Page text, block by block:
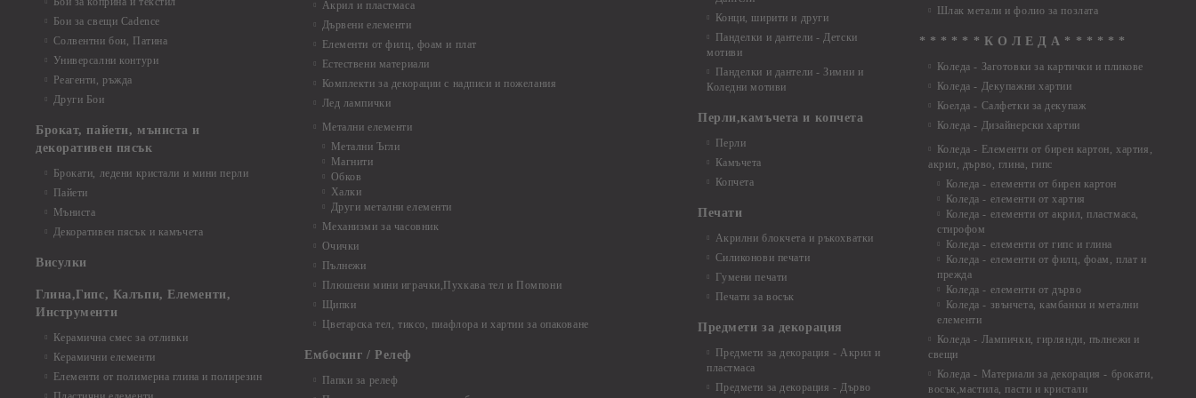
Бои за свещи Cadence
Солвентни бои, Патина
Универсални контури
Реагенти, ръжда
Други Бои
Брокат, пайети, мъниста и
декоративен пясък
Брокати, ледени кристали и мини перли
Пайети
Мъниста
Декоративен пясък и камъчета
Висулки
Глина,Гипс, Калъпи, Елементи,
Инструменти
Керамична смес за отливки
Керамични елементи
Елементи от полимерна глина и полирезин
Акрил и пластмаса
Дървени елементи
Елементи от филц, фоам и плат
Естествени материали
Комплекти за декорации с надписи и пожелания
Лед лампички
Метални елементи
Метални Ъгли
Магнити
Обков
Халки
Други метални елементи
Механизми за часовник
Очички
Пълнежи
Плюшени мини играчки,Пухкава тел и Помпони
Щипки
Цветарска тел, тиксо, пиафлора и хартии за опаковане
Ембосинг / Релеф
Папки за релеф
Конци, ширити и други
Панделки и дантели - Детски
мотиви
Панделки и дантели - Зимни и
Коледни мотиви
Перли,камъчета и копчета
Перли
Камъчета
Копчета
Печати
Акрилни блокчета и ръкохватки
Силиконови печати
Гумени печати
Печати за восък
Предмети за декорация
Предмети за декорация - Акрил и
пластмаса
Предмети за декорация - Дърво
Шлак метали и фолио за позлата
* * * * * * К О Л Е Д А * * * * * *
Коледа - Заготовки за картички и пликове
Коледа - Декупажни хартии
Коелда - Салфетки за декупаж
Коледа - Дизайнерски хартии
Коледа - Eлементи от бирен картон, хартия,
акрил, дърво, глина, гипс
Коледа - елементи от бирен картон
Коледа - елементи от хартия
Коледа - елементи от акрил, пластмаса,
стирофом
Коледа - елементи от гипс и глина
Коледа - елементи от филц, фоам, плат и
прежда
Коледа - елементи от дърво
Коледа - звънчета, камбанки и метални
елементи
Коледа - Лампички, гирлянди, пълнежи и
свещи
Коледа - Материали за декорация - брокати,
восък,мастила, пасти и кристали